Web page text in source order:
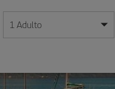
día/mes/año
1 Adulto